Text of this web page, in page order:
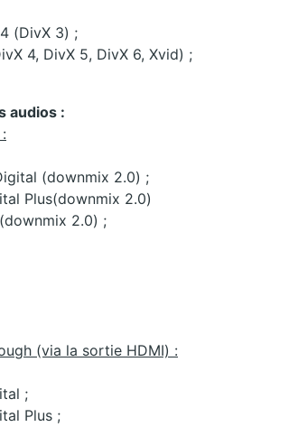
(DivX 3) ;
4, DivX 5, DivX 6, Xvid) ;
audios :
(downmix 2.0) ;
Plus(downmix 2.0)
2.0) ;
(via la sortie HDMI) :
;
Plus ;